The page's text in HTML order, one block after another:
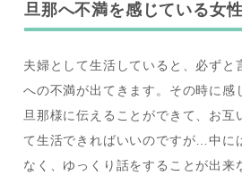
旦那へ不満を感じている女性
夫婦として生活していると、必ずと
への不満が出てきます。その時に感
旦那様に伝えることができて、お互
て生活できればいいのですが…中に
なく、ゆっくり話をすることが出来